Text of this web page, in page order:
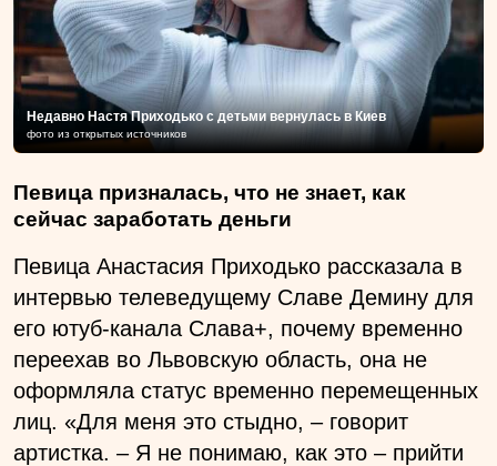
Недавно Настя Приходько с детьми вернулась в Киев
фото из открытых источников
Певица призналась, что не знает, как
сейчас заработать деньги
Певица Анастасия Приходько рассказала в
интервью телеведущему Славе Демину для
его ютуб-канала Слава+, почему временно
переехав во Львовскую область, она не
оформляла статус временно перемещенных
лиц. «Для меня это стыдно, – говорит
артистка. – Я не понимаю, как это – прийти